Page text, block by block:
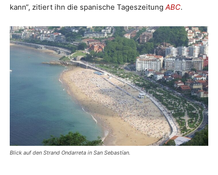
kann“, zitiert ihn die spanische Tageszeitung ABC.
Blick auf den Strand Ondarreta in San Sebastían.